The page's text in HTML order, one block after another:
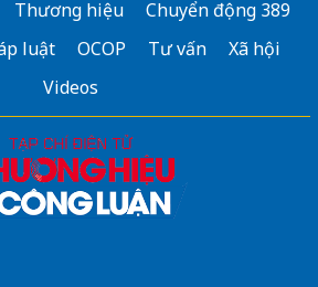
Thương hiệu
Chuyển động 389
luật
OCOP Tư vấn
Xã hội
Videos